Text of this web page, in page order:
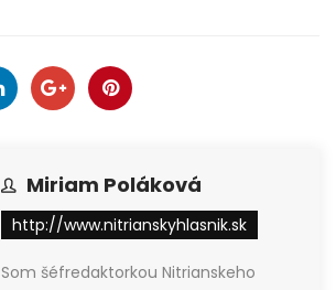
Miriam Poláková
http://www.nitrianskyhlasnik.sk
Som šéfredaktorkou Nitrianskeho